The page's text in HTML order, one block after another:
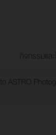
กิจกรรมแล
ASTRO